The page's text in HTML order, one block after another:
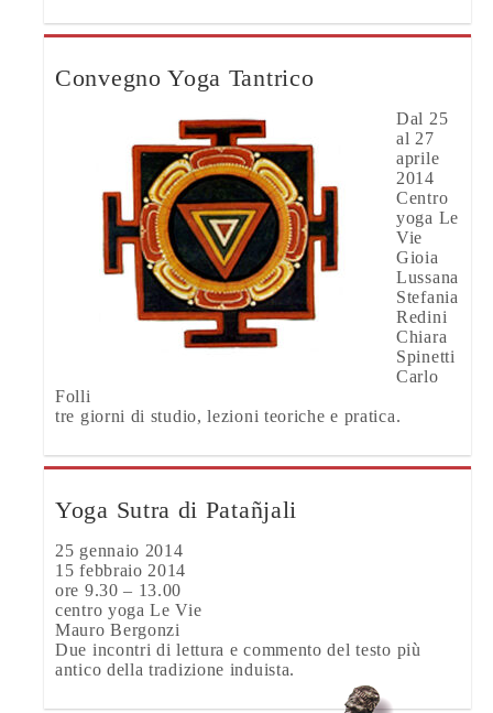
Convegno Yoga Tantrico
Dal 25
al 27
aprile
2014
Centro
yoga Le
Vie
Gioia
Lussana
Stefania
Redini
Chiara
Spinetti
Carlo
Folli
tre giorni di studio, lezioni teoriche e pratica.
Yoga Sutra di Patañjali
25 gennaio 2014
15 febbraio 2014
ore 9.30 – 13.00
centro yoga Le Vie
Mauro Bergonzi
Due incontri di lettura e commento del testo più
antico della tradizione induista.